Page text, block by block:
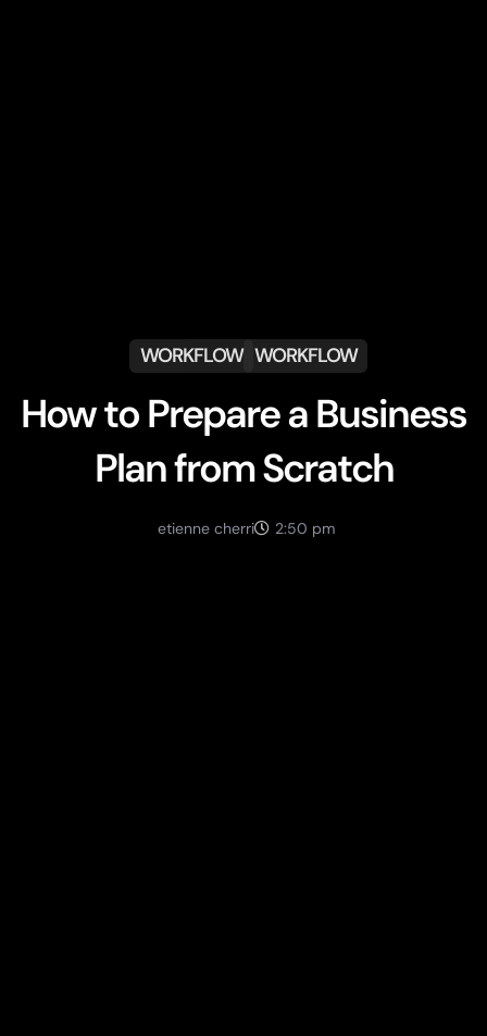
WORKFLOW WORKFLOW
How to Prepare a Business
Plan from Scratch
etienne cherri 2:50 pm